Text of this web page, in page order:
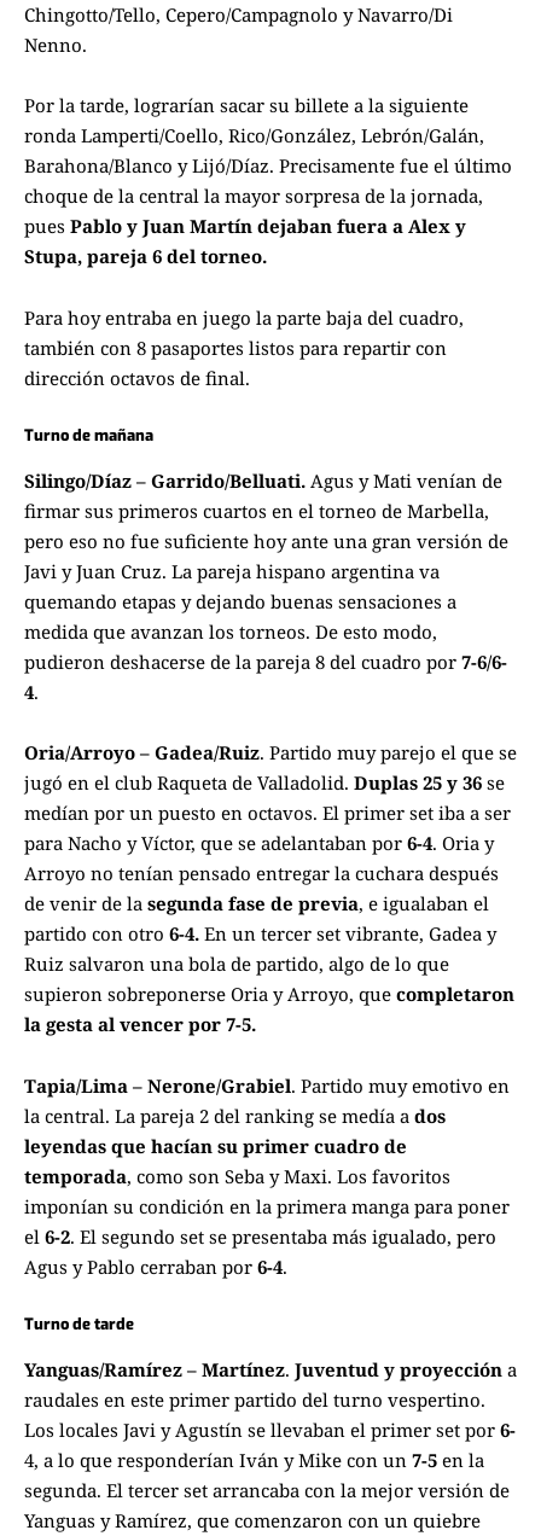
Chingotto/Tello, Cepero/Campagnolo y Navarro/Di
Nenno.
Por la tarde, lograrían sacar su billete a la siguiente
ronda Lamperti/Coello, Rico/González, Lebrón/Galán,
Barahona/Blanco y Lijó/Díaz. Precisamente fue el último
choque de la central la mayor sorpresa de la jornada,
pues Pablo y Juan Martín dejaban fuera a Alex y
Stupa, pareja 6 del torneo.
Para hoy entraba en juego la parte baja del cuadro,
también con 8 pasaportes listos para repartir con
dirección octavos de final.
Turno de mañana
Silingo/Díaz – Garrido/Belluati. Agus y Mati venían de
firmar sus primeros cuartos en el torneo de Marbella,
pero eso no fue suficiente hoy ante una gran versión de
Javi y Juan Cruz. La pareja hispano argentina va
quemando etapas y dejando buenas sensaciones a
medida que avanzan los torneos. De esto modo,
pudieron deshacerse de la pareja 8 del cuadro por 7-6/6-
4.
Oria/Arroyo – Gadea/Ruiz. Partido muy parejo el que se
jugó en el club Raqueta de Valladolid. Duplas 25 y 36 se
medían por un puesto en octavos. El primer set iba a ser
para Nacho y Víctor, que se adelantaban por 6-4. Oria y
Arroyo no tenían pensado entregar la cuchara después
de venir de la segunda fase de previa, e igualaban el
partido con otro 6-4. En un tercer set vibrante, Gadea y
Ruiz salvaron una bola de partido, algo de lo que
supieron sobreponerse Oria y Arroyo, que completaron
la gesta al vencer por 7-5.
Tapia/Lima – Nerone/Grabiel. Partido muy emotivo en
la central. La pareja 2 del ranking se medía a dos
leyendas que hacían su primer cuadro de
temporada, como son Seba y Maxi. Los favoritos
imponían su condición en la primera manga para poner
el 6-2. El segundo set se presentaba más igualado, pero
Agus y Pablo cerraban por 6-4.
Turno de tarde
Yanguas/Ramírez – Martínez. Juventud y proyección a
raudales en este primer partido del turno vespertino.
Los locales Javi y Agustín se llevaban el primer set por 6-
4, a lo que responderían Iván y Mike con un 7-5 en la
segunda. El tercer set arrancaba con la mejor versión de
Yanguas y Ramírez, que comenzaron con un quiebre